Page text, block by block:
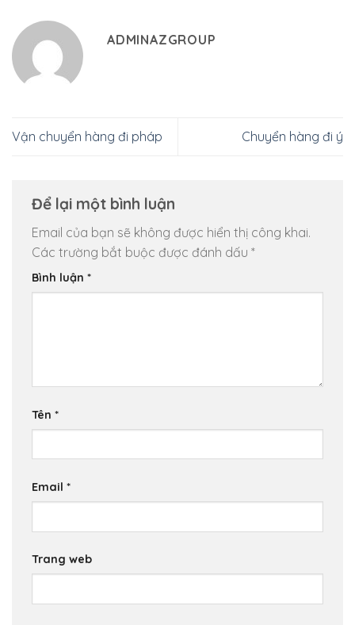
ADMINAZGROUP
Vận chuyển hàng đi pháp Chuyển hàng đi ý
Để lại một bình luận
Email của bạn sẽ không được hiển thị công khai.
Các trường bắt buộc được đánh dấu *
Bình luận *
Tên *
Email *
Trang web